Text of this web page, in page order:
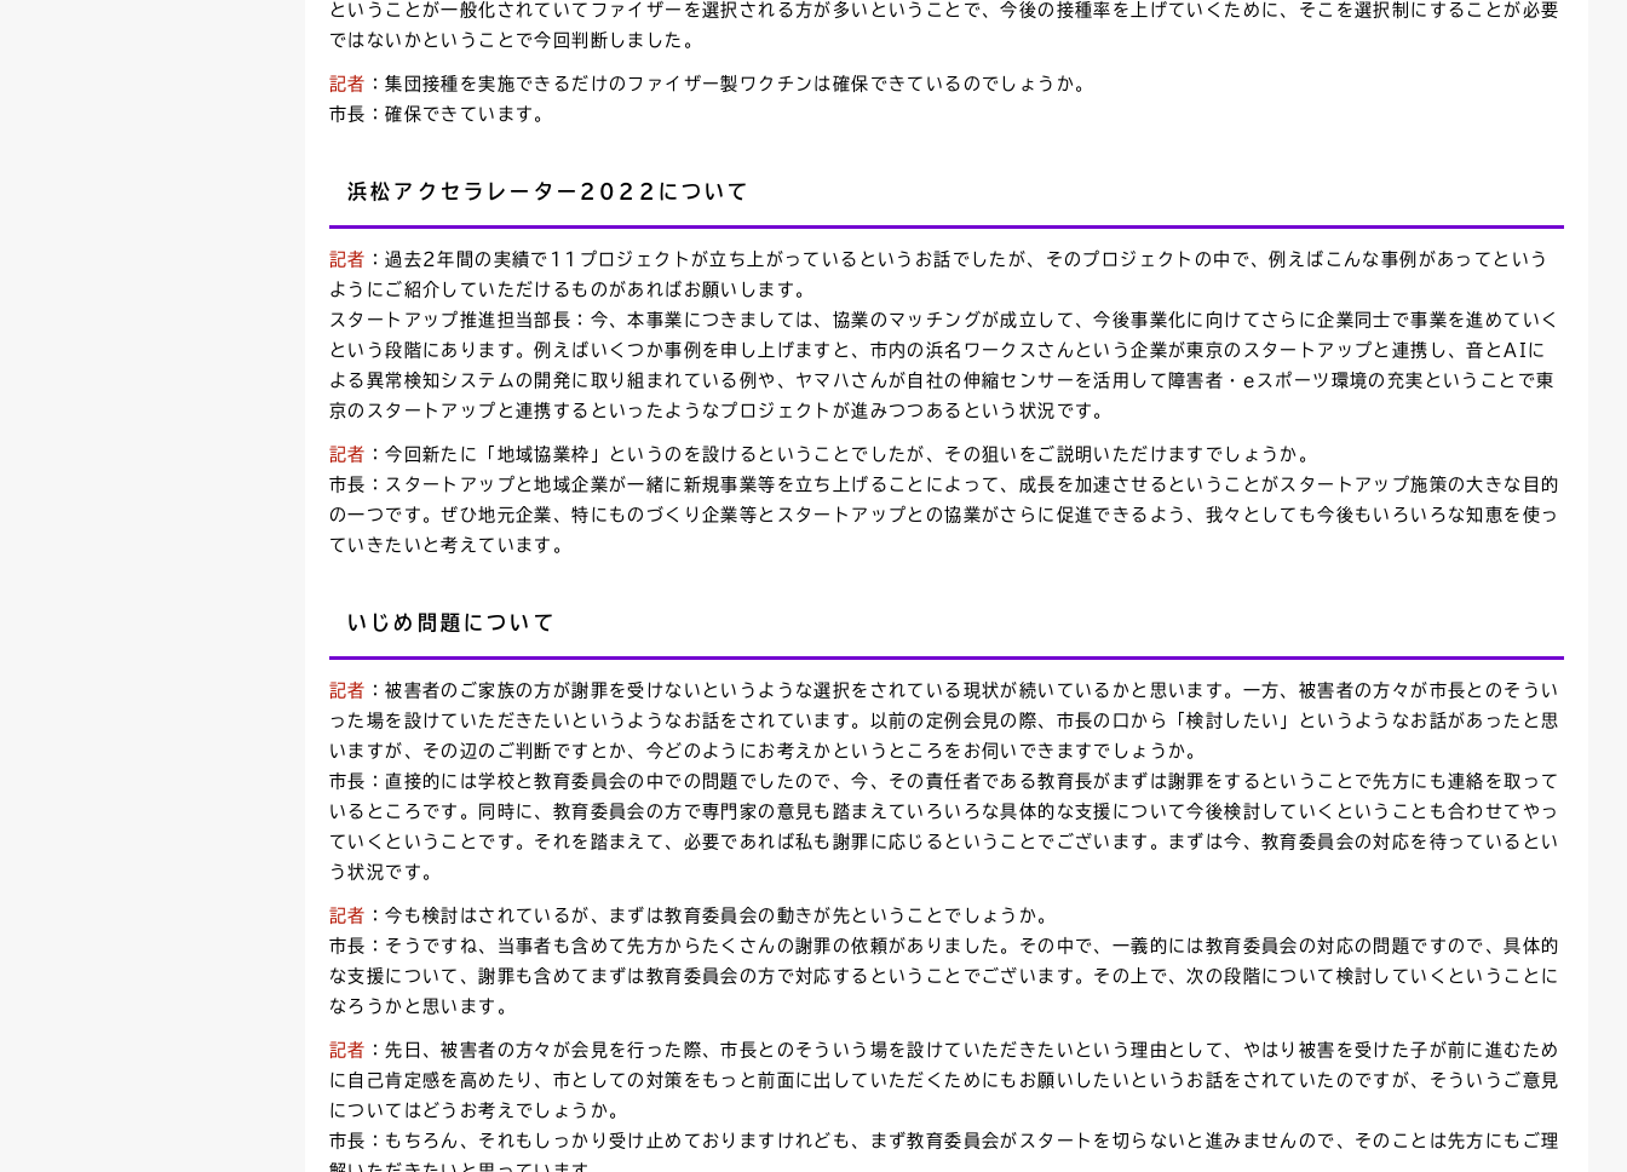
ということが一般化されていてファイザーを選択される方が多いということで、今後の接種率を上げていくために、そこを選択制にすることが必要
ではないかということで今回判断しました。
記者 ：集団接種を実施できるだけのファイザー製ワクチンは確保できているのでしょうか。
市長：確保できています。
浜松アクセラレーター2022について
記者 ：過去2年間の実績で11プロジェクトが立ち上がっているというお話でしたが、そのプロジェクトの中で、例えばこんな事例があってという
ようにご紹介していただけるものがあればお願いします。
スタートアップ推進担当部長：今、本事業につきましては、協業のマッチングが成立して、今後事業化に向けてさらに企業同士で事業を進めていく
という段階にあります。例えばいくつか事例を申し上げますと、市内の浜名ワークスさんという企業が東京のスタートアップと連携し、音とAIに
よる異常検知システムの開発に取り組まれている例や、ヤマハさんが自社の伸縮センサーを活用して障害者・eスポーツ環境の充実ということで東
京のスタートアップと連携するといったようなプロジェクトが進みつつあるという状況です。
記者 ：今回新たに「地域協業枠」というのを設けるということでしたが、その狙いをご説明いただけますでしょうか。
市長：スタートアップと地域企業が一緒に新規事業等を立ち上げることによって、成長を加速させるということがスタートアップ施策の大きな目的
の一つです。ぜひ地元企業、特にものづくり企業等とスタートアップとの協業がさらに促進できるよう、我々としても今後もいろいろな知恵を使っ
ていきたいと考えています。
いじめ問題について
記者 ：被害者のご家族の方が謝罪を受けないというような選択をされている現状が続いているかと思います。一方、被害者の方々が市長とのそうい
った場を設けていただきたいというようなお話をされています。以前の定例会見の際、市長の口から「検討したい」というようなお話があったと思
いますが、その辺のご判断ですとか、今どのようにお考えかというところをお伺いできますでしょうか。
市長：直接的には学校と教育委員会の中での問題でしたので、今、その責任者である教育長がまずは謝罪をするということで先方にも連絡を取って
いるところです。同時に、教育委員会の方で専門家の意見も踏まえていろいろな具体的な支援について今後検討していくということも合わせてやっ
ていくということです。それを踏まえて、必要であれば私も謝罪に応じるということでございます。まずは今、教育委員会の対応を待っているとい
う状況です。
記者 ：今も検討はされているが、まずは教育委員会の動きが先ということでしょうか。
市長：そうですね、当事者も含めて先方からたくさんの謝罪の依頼がありました。その中で、一義的には教育委員会の対応の問題ですので、具体的
な支援について、謝罪も含めてまずは教育委員会の方で対応するということでございます。その上で、次の段階について検討していくということに
なろうかと思います。
記者 ：先日、被害者の方々が会見を行った際、市長とのそういう場を設けていただきたいという理由として、やはり被害を受けた子が前に進むため
に自己肯定感を高めたり、市としての対策をもっと前面に出していただくためにもお願いしたいというお話をされていたのですが、そういうご意見
についてはどうお考えでしょうか。
市長：もちろん、それもしっかり受け止めておりますけれども、まず教育委員会がスタートを切らないと進みませんので、そのことは先方にもご理